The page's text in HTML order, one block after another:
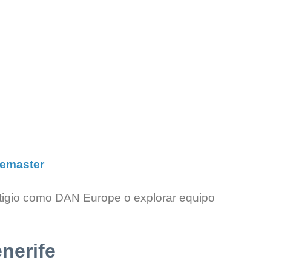
como DAN Europe o explorar equipo